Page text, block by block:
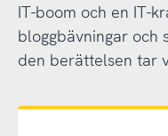
IT-boom och en IT-
bloggbävningar och
den berättelsen tar